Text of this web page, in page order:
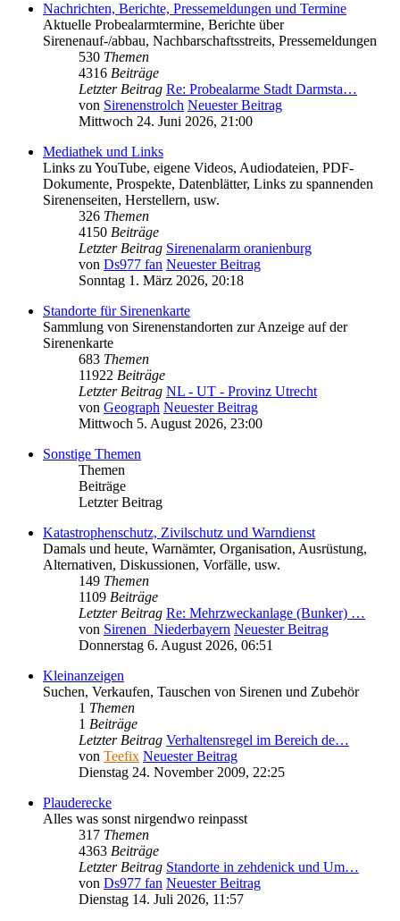
Nachrichten, Berichte, Pressemeldungen und Termine
Aktuelle Probealarmtermine, Berichte über
Sirenenauf-/abbau, Nachbarschaftsstreits, Pressemeldungen
530 Themen
4316 Beiträge
Letzter Beitrag Re: Probealarme Stadt Darmsta…
von Sirenenstrolch Neuester Beitrag
Mittwoch 24. Juni 2026, 21:00
Mediathek und Links
Links zu YouTube, eigene Videos, Audiodateien, PDF-
Dokumente, Prospekte, Datenblätter, Links zu spannenden
Sirenenseiten, Herstellern, usw.
326 Themen
4150 Beiträge
Letzter Beitrag Sirenenalarm oranienburg
von Ds977 fan Neuester Beitrag
Sonntag 1. März 2026, 20:18
Standorte für Sirenenkarte
Sammlung von Sirenenstandorten zur Anzeige auf der
Sirenenkarte
683 Themen
11922 Beiträge
Letzter Beitrag NL - UT - Provinz Utrecht
von Geograph Neuester Beitrag
Mittwoch 5. August 2026, 23:00
Sonstige Themen
Themen
Beiträge
Letzter Beitrag
Katastrophenschutz, Zivilschutz und Warndienst
Damals und heute, Warnämter, Organisation, Ausrüstung,
Alternativen, Diskussionen, Vorfälle, usw.
149 Themen
1109 Beiträge
Letzter Beitrag Re: Mehrzweckanlage (Bunker) …
von Sirenen_Niederbayern Neuester Beitrag
Donnerstag 6. August 2026, 06:51
Kleinanzeigen
Suchen, Verkaufen, Tauschen von Sirenen und Zubehör
1 Themen
1 Beiträge
Letzter Beitrag Verhaltensregel im Bereich de…
von Teefix Neuester Beitrag
Dienstag 24. November 2009, 22:25
Plauderecke
Alles was sonst nirgendwo reinpasst
317 Themen
4363 Beiträge
Letzter Beitrag Standorte in zehdenick und Um…
von Ds977 fan Neuester Beitrag
Dienstag 14. Juli 2026, 11:57